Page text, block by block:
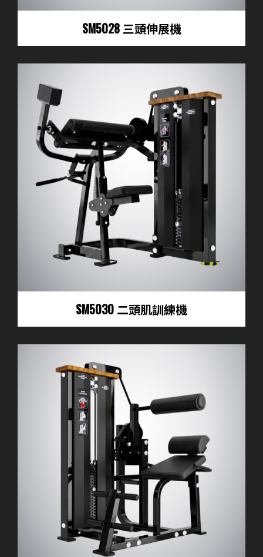
SM5028 三頭伸展機
SM5030 二頭肌訓練機